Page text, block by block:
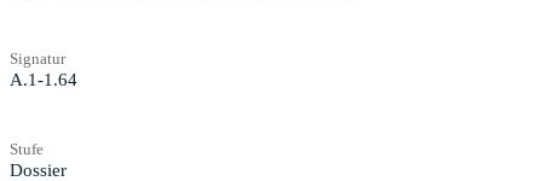
Signatur
A.1-1.64
Stufe
Dossier